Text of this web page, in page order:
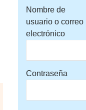
Nombre de
usuario o correo
electrónico
Contraseña